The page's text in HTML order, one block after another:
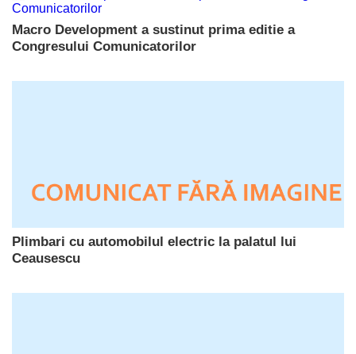
Macro Development a sustinut prima editie a
Congresului Comunicatorilor
Plimbari cu automobilul electric la palatul lui
Ceausescu